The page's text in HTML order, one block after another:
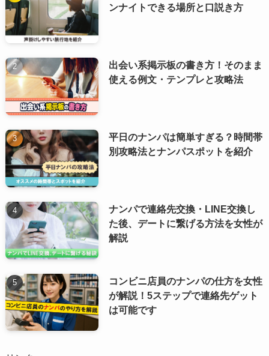
ンナイトできる場所と口説き方
出会い系掲示板の書き方！そのまま
使える例文・テンプレと攻略法
平日のナンパは簡単すぎる？時間帯
別攻略法とナンパスポットを紹介
ナンパで連絡先交換・LINE交換し
た後、デートに繋げる方法を女性が
解説
コンビニ店員のナンパの仕方を女性
が解説！5ステップで連絡先ゲット
は可能です